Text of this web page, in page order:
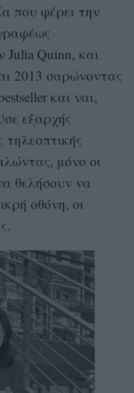
που φέρει την
Julia Quinn, και
2013 σαρώνοντας
και ναι,
εξαρχής
τηλεοπτικής
μόνο οι
θελήσουν να
οθόνη, οι